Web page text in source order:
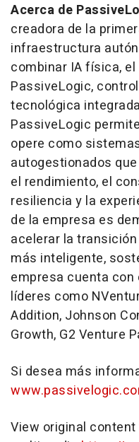
Acerca de
creadora de la
infraestructura
combinar IA física,
PassiveLogic,
tecnológica
PassiveLogic
opere como
autogestionados
el rendimiento, el
resiliencia y la
de la empresa es
acelerar la
más inteligente,
empresa cuenta
líderes como
Addition, Johnson
Growth, G2 Venture
Si desea más
View original